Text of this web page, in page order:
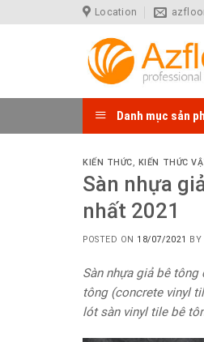
to
Location
Danh mục sản
KIẾN THỨC, KIẾN THỨC
Sàn nhựa
nhất 2021
POSTED ON 18/07/2021 BY
Sàn nhựa giả bê
tông (concrete vinyl
lót sàn vinyl tile bê